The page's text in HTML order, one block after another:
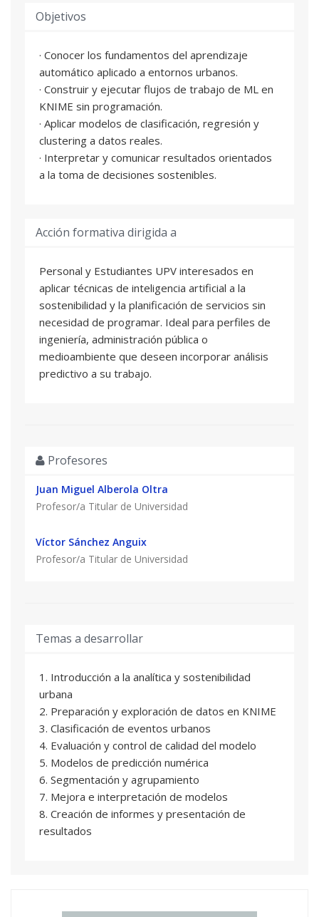
Objetivos
· Conocer los fundamentos del aprendizaje
automático aplicado a entornos urbanos.
· Construir y ejecutar flujos de trabajo de ML en
KNIME sin programación.
· Aplicar modelos de clasificación, regresión y
clustering a datos reales.
· Interpretar y comunicar resultados orientados
a la toma de decisiones sostenibles.
Acción formativa dirigida a
Personal y Estudiantes UPV interesados en
aplicar técnicas de inteligencia artificial a la
sostenibilidad y la planificación de servicios sin
necesidad de programar. Ideal para perfiles de
ingeniería, administración pública o
medioambiente que deseen incorporar análisis
predictivo a su trabajo.
Profesores
Juan Miguel Alberola Oltra
Profesor/a Titular de Universidad
Víctor Sánchez Anguix
Profesor/a Titular de Universidad
Temas a desarrollar
1. Introducción a la analítica y sostenibilidad
urbana
2. Preparación y exploración de datos en KNIME
3. Clasificación de eventos urbanos
4. Evaluación y control de calidad del modelo
5. Modelos de predicción numérica
6. Segmentación y agrupamiento
7. Mejora e interpretación de modelos
8. Creación de informes y presentación de
resultados